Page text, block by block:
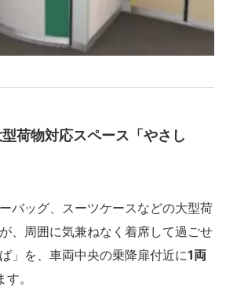
荷物対応スペース「やさし
バッグ、スーツケースなどの大型荷
、周囲に気兼ねなく着席して過ごせ
」を、車両中央の乗降扉付近に1両
。